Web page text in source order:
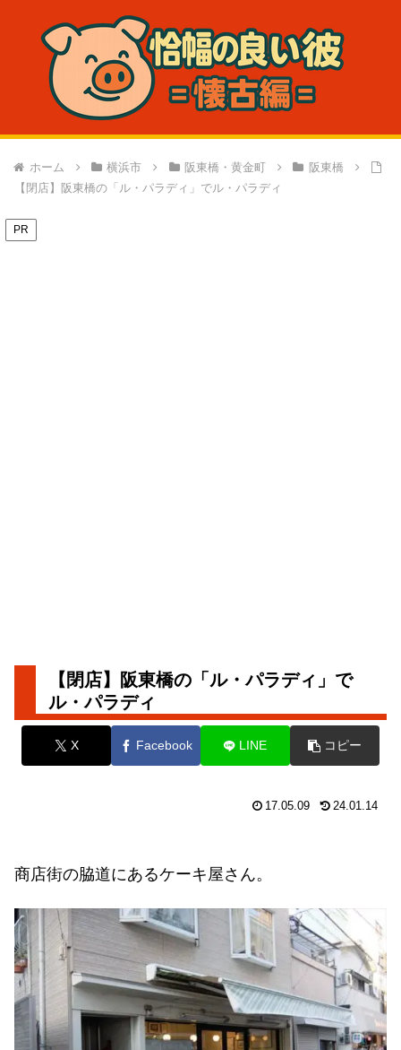
ホーム 横浜市 阪東橋・黄金町
阪東橋
【閉店】阪東橋の「ル・パラディ」でル・パラディ
PR
【閉店】阪東橋の「ル・パラディ」で
ル・パラディ
X Facebook LINE コピー
17.05.09 24.01.14
商店街の脇道にあるケーキ屋さん。